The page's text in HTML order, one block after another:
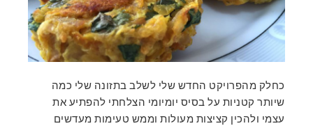
כחלק מהפרויקט החדש שלי לשלב בתזונה שלי כמה
שיותר קטניות על בסיס יומיומי הצלחתי להפתיע את
עצמי ולהכין קציצות מעולות וממש טעימות מעדשים